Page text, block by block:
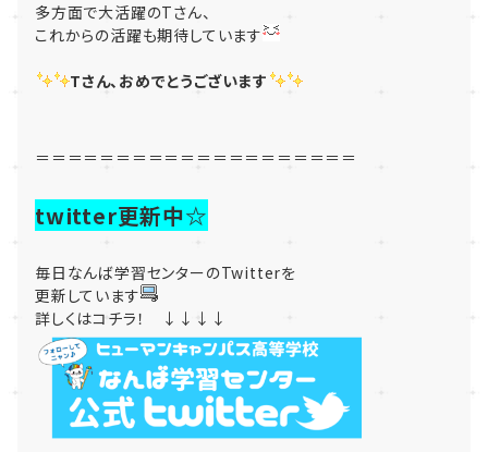
多方面で大活躍のTさん、
これからの活躍も期待しています
Tさん、おめでとうございます
＝＝＝＝＝＝＝＝＝＝＝＝＝＝＝＝＝＝＝＝
twitter更新中☆
毎日なんば学習センターのTwitterを
更新しています
詳しくはコチラ！ ↓↓↓↓